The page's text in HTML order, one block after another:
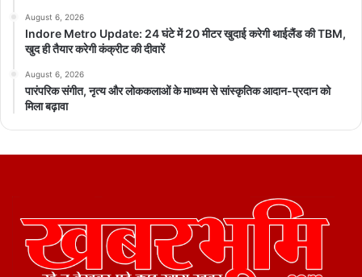
August 6, 2026
Indore Metro Update: 24 घंटे में 20 मीटर खुदाई करेगी थाईलैंड की TBM,
खुद ही तैयार करेगी कंक्रीट की दीवारें
August 6, 2026
पारंपरिक संगीत, नृत्य और लोककलाओं के माध्यम से सांस्कृतिक आदान-प्रदान को
मिला बढ़ावा